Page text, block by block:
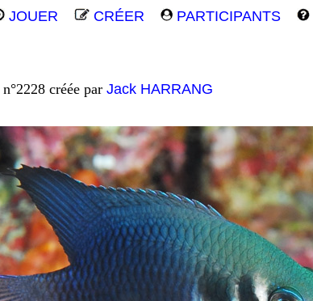
JOUER CRÉER PARTICIPANTS
n°2228 créée par Jack HARRANG